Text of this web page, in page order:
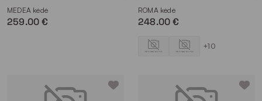
artimaisiais, svetainės kėdės su porankiais bus patogesnės.
Porankiai suteikia galimybę padėti rankas ant kėdės ir,
porankiais paprastai yra platesni nei be jų, todėl tai yra puikus
įsigyti tinkamiausią kėdę. Svarbiausia, įvertinkite erdvę, kurioje
bus statomi baldai, ir atsižvelkite į asmeninius poreikius bei
MEDEA kėdė
259.00 €
ROMA kėdė
248.00 €
+10